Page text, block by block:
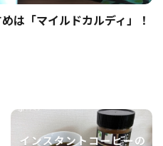
は「マイルドカルディ」！